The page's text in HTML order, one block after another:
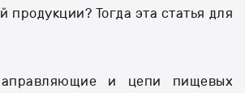
продукции? Тогда эта статья для
и цепи пищевых